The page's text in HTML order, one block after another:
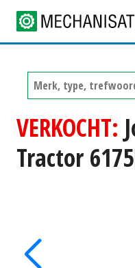
VERKOCHT:
Tractor